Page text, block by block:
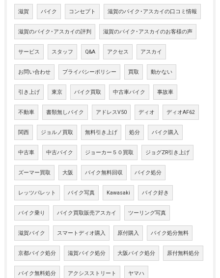
滋賀 バイク コンセプト 滋賀のバイク･アスカイの口コミ情報
滋賀のバイク･アスカイの評判 滋賀のバイク･アスカイのお客様の声
サービス スタッフ Q&A アクセス アスカイ
お問い合わせ プライバシーポリシー 買取 動かない
引き上げ 東京 バイク買取 中古車バイク 事故車
不動車 書類無しバイク アドレスV50 ディオ ディオAF62
関西 ジョルノ買取 無料引き上げ 処分 バイク購入
中古車 中古バイク ジョーカー５０買取 ジョグZR引き上げ
ズーマー買取 大阪 バイク無料回収 バイク処分
レッツパレット バイク写真 Kawasaki バイク好き
バイク乗り バイク買取販売アスカイ ツーリング写真
滋賀バイク スマートディオ購入 原付購入 バイク処分無料
京都バイク処分 滋賀バイク処分 大阪バイク処分 原付無料処分
バイク無料処分 アクシスストリート ヤマハ